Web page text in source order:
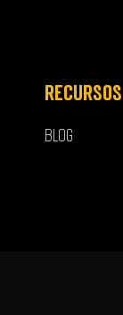
RECURSOS
BLOG